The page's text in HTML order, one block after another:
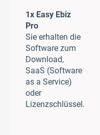
1x Easy Ebiz
Pro
Sie erhalten die
Software zum
Download,
SaaS (Software
as a Service)
oder
Lizenzschlüssel.